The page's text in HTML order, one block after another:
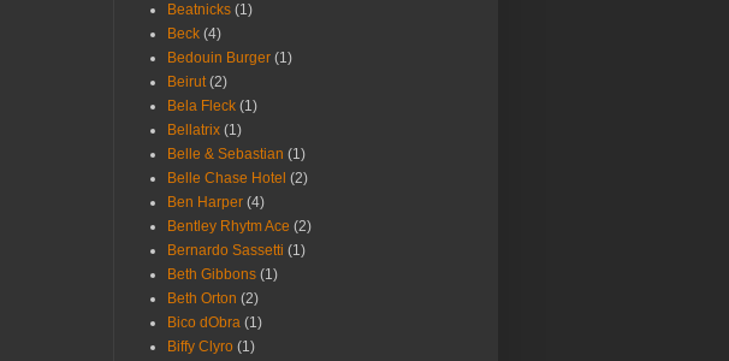
Beatnicks (1)
Beck (4)
Bedouin Burger (1)
Beirut (2)
Bela Fleck (1)
Bellatrix (1)
Belle & Sebastian (1)
Belle Chase Hotel (2)
Ben Harper (4)
Bentley Rhytm Ace (2)
Bernardo Sassetti (1)
Beth Gibbons (1)
Beth Orton (2)
Bico dObra (1)
Biffy Clyro (1)